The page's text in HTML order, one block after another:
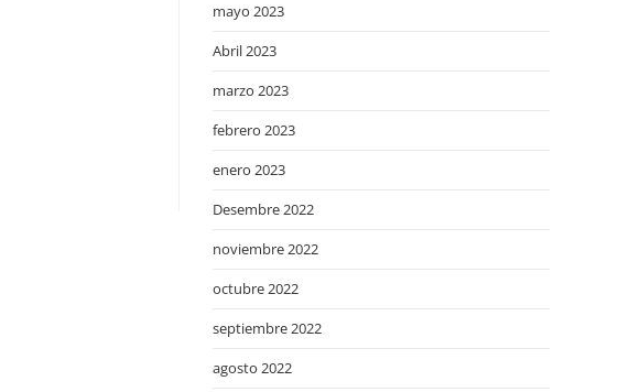
mayo 2023
Abril 2023
marzo 2023
febrero 2023
enero 2023
Desembre 2022
noviembre 2022
octubre 2022
septiembre 2022
agosto 2022